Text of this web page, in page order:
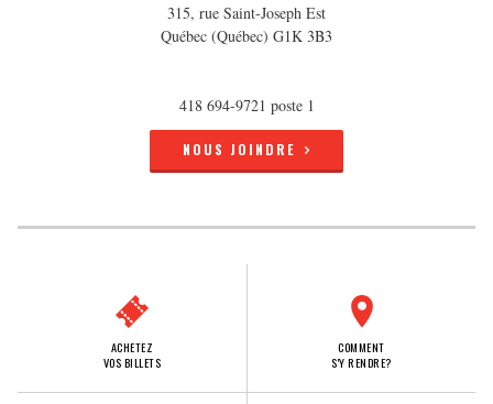
315, rue Saint-Joseph Est
Québec (Québec) G1K 3B3
418 694-9721 poste 1
NOUS JOINDRE
ACHETEZ
VOS BILLETS
COMMENT
S'Y RENDRE?